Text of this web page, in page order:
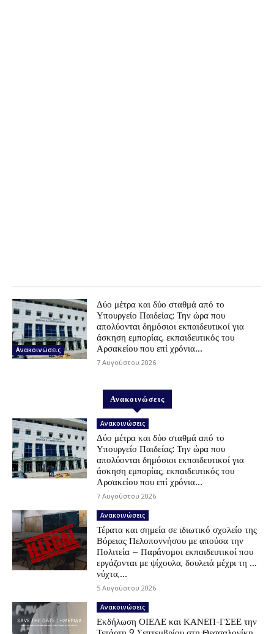
Ανακοινώσεις
Δύο μέτρα και δύο σταθμά από το
Υπουργείο Παιδείας: Την ώρα που
απολύονται δημόσιοι εκπαιδευτικοί για
άσκηση εμπορίας, εκπαιδευτικός του
Αρσακείου που επί χρόνια...
7 Αυγούστου 2026
Ανακοινώσεις
Ανακοινώσεις
Δύο μέτρα και δύο σταθμά από το
Υπουργείο Παιδείας: Την ώρα που
απολύονται δημόσιοι εκπαιδευτικοί για
άσκηση εμπορίας, εκπαιδευτικός του
Αρσακείου που επί χρόνια...
7 Αυγούστου 2026
Ανακοινώσεις
Τέρατα και σημεία σε ιδιωτικό σχολείο της
Βόρειας Πελοποννήσου με απούσα την
Πολιτεία – Παράνομοι εκπαιδευτικοί που
εργάζονται με ψίχουλα, δουλειά μέχρι τη …
νύχτα,...
5 Αυγούστου 2026
Ανακοινώσεις
Εκδήλωση ΟΙΕΛΕ και ΚΑΝΕΠ-ΓΣΕΕ την